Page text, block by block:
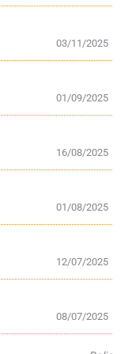
03/11/2025
01/09/2025
16/08/2025
01/08/2025
12/07/2025
08/07/2025